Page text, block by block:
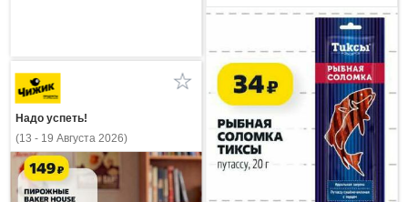
Надо успеть!
(13 - 19 Августа 2026)